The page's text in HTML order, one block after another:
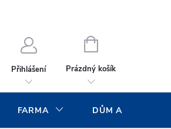
Přihlášení
NÁKUPNÍ
Prázdný košík
FARMA DŮM A ZAHRADA